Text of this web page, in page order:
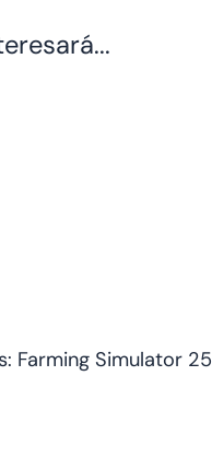
Farming Simulator 25